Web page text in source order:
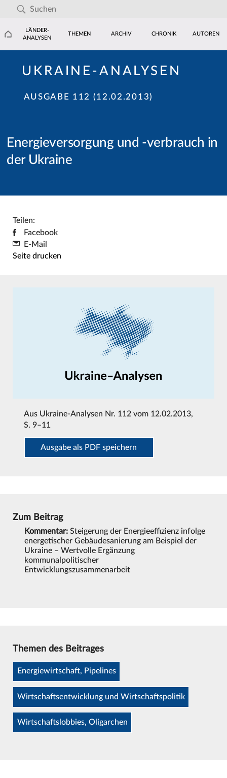
LÄNDER-
ANALYSEN
THEMEN ARCHIV CHRONIK AUTOREN
UKRAINE-ANALYSEN
AUSGABE 112 (12.02.2013)
Energieversorgung und -verbrauch in
der Ukraine
Teilen:
Facebook
E-Mail
Seite drucken
Aus Ukraine-Analysen Nr. 112 vom 12.02.2013,
S. 9–11
Ausgabe als PDF speichern
Zum Beitrag
Kommentar: Steigerung der Energieeffizienz infolge
energetischer Gebäudesanierung am Beispiel der
Ukraine – Wertvolle Ergänzung
kommunalpolitischer
Entwicklungszusammenarbeit
Themen des Beitrages
Energiewirtschaft, Pipelines
Wirtschaftsentwicklung und Wirtschaftspolitik
Wirtschaftslobbies, Oligarchen